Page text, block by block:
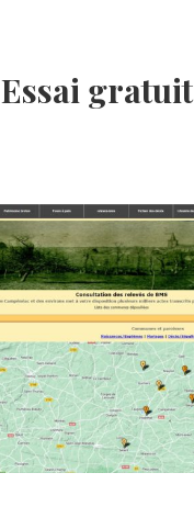
Essai gratuit